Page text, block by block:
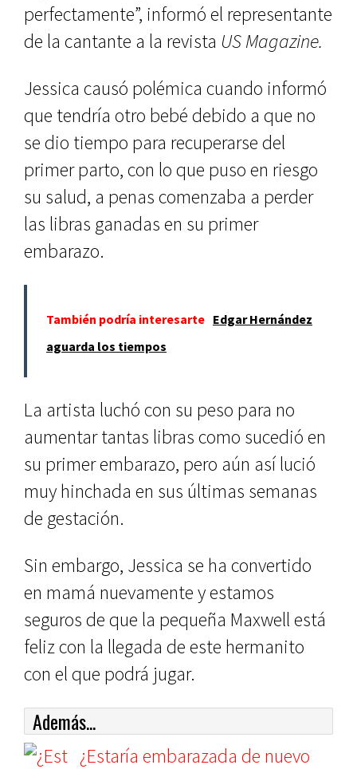
perfectamente”, informó el representante
de la cantante a la revista US Magazine.
Jessica causó polémica cuando informó
que tendría otro bebé debido a que no
se dio tiempo para recuperarse del
primer parto, con lo que puso en riesgo
su salud, a penas comenzaba a perder
las libras ganadas en su primer
embarazo.
También podría interesarte Edgar Hernández
aguarda los tiempos
La artista luchó con su peso para no
aumentar tantas libras como sucedió en
su primer embarazo, pero aún así lució
muy hinchada en sus últimas semanas
de gestación.
Sin embargo, Jessica se ha convertido
en mamá nuevamente y estamos
seguros de que la pequeña Maxwell está
feliz con la llegada de este hermanito
con el que podrá jugar.
Además...
¿Estaría embarazada de nuevo